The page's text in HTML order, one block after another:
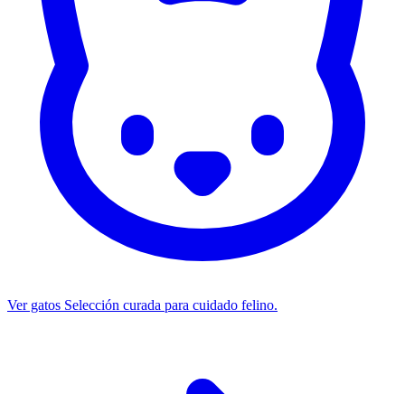
Ver gatos Selección curada para cuidado felino.